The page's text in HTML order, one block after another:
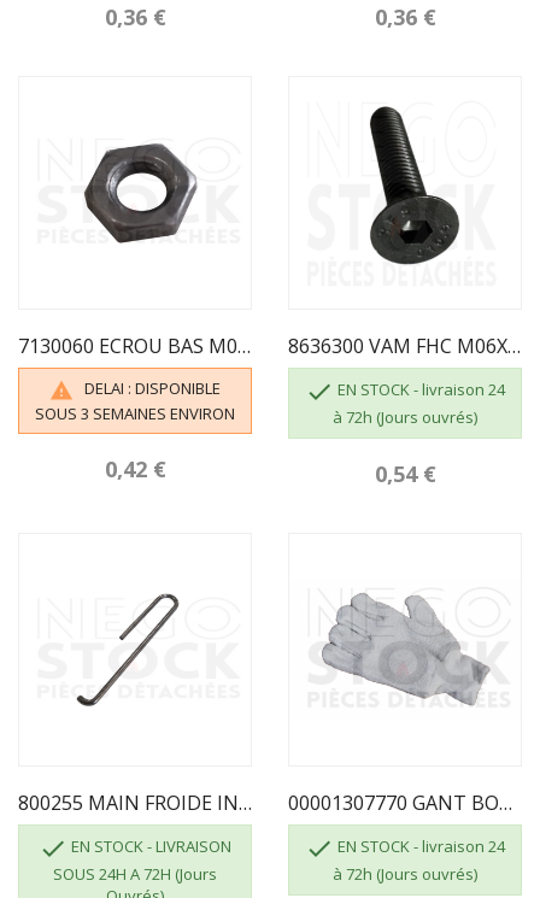
0,36 € 0,36 €
7130060 ECROU BAS M06 BRUT CL.8 INVICTA

DELAI : DISPONIBLE
SOUS 3 SEMAINES ENVIRON
0,42 €
8636300 VAM FHC M06X030 BRUT CL.10.9
 EN STOCK - livraison 24
à 72h (Jours ouvrés)
0,54 €
800255 MAIN FROIDE INVICTA DEVILLE
 EN STOCK - LIVRAISON
SOUS 24H A 72H (Jours
00001307770 GANT BOUCLETTE 4700 TAILLE 10
 EN STOCK - livraison 24
à 72h (Jours ouvrés)